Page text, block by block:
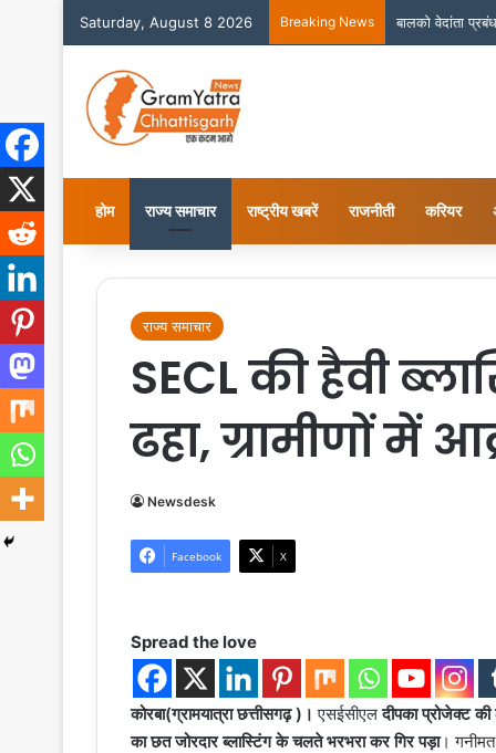
Saturday, August 8 2026 Breaking News बालको वेदांता
होम राज्य समाचार राष्ट्रीय खबरें राजनीती करियर
राज्य समाचार
SECL की हैवी
ढहा, ग्रामीणों में
Newsdesk
Facebook X
Spread the love
कोरबा(ग्रामयात्रा छत्तीसगढ़ )। एसईसीएलदीपका प्रोजेक्ट की
का छत जोरदार ब्लास्टिंग के चलते भरभरा कर गिर पड़ा। गनीमत